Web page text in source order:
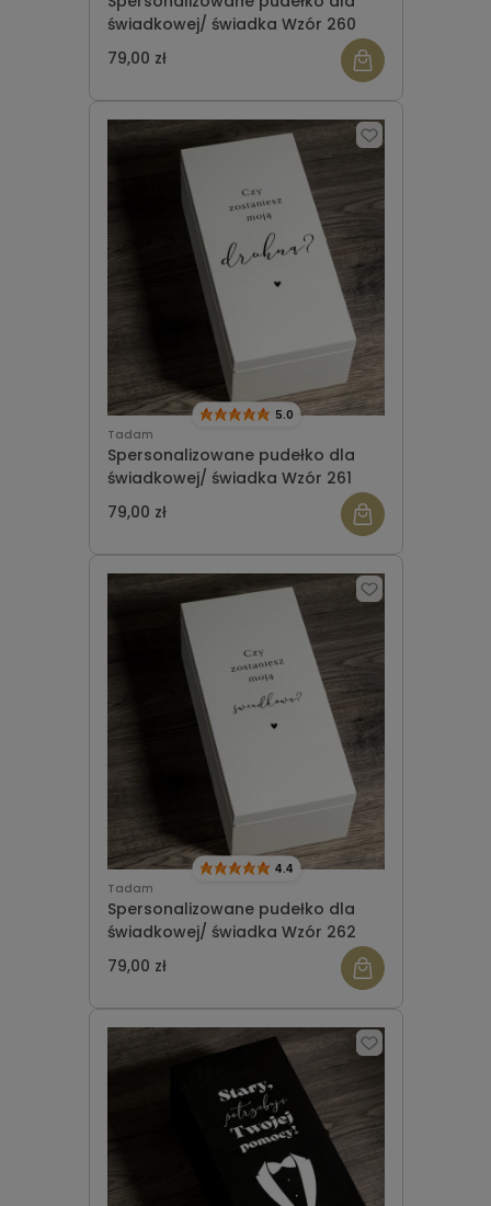
świadkowej/ świadka Wzór 260
79,00 zł
Tadam
Spersonalizowane pudełko dla
świadkowej/ świadka Wzór 261
5.0
79,00 zł
Tadam
Spersonalizowane pudełko dla
świadkowej/ świadka Wzór 262
4.4
79,00 zł